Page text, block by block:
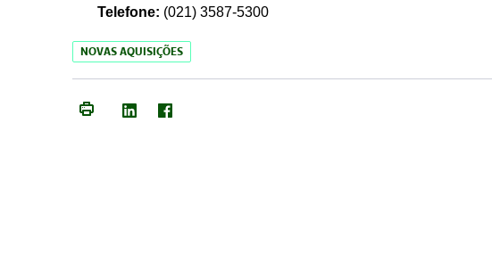
Telefone: (021) 3587-5300
NOVAS AQUISIÇÕES